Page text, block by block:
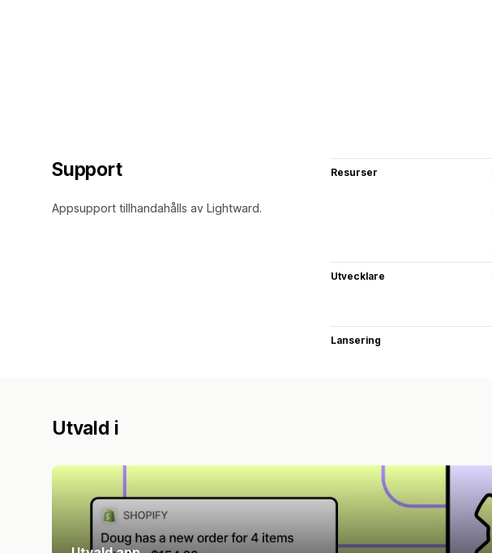
Support
Appsupport tillhandahålls av Lightward.
Resurser
Utvecklare
Lansering
Utvald i